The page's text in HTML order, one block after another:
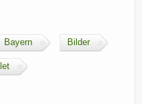
Bayern Bilder